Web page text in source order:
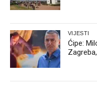
VIJESTI
Ćipe: